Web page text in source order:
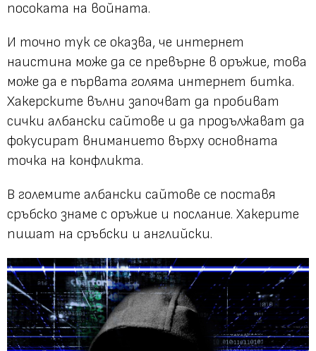
посоката на войната.
И точно тук се оказва, че интернет
наистина може да се превърне в оръжие, това
може да е първата голяма интернет битка.
Хакерските вълни започват да пробиват
сички албански сайтове и да продължават да
фокусират вниманието върху основната
точка на конфликта.
В големите албански сайтове се поставя
сръбско знаме с оръжие и послание. Хакерите
пишат на сръбски и английски.